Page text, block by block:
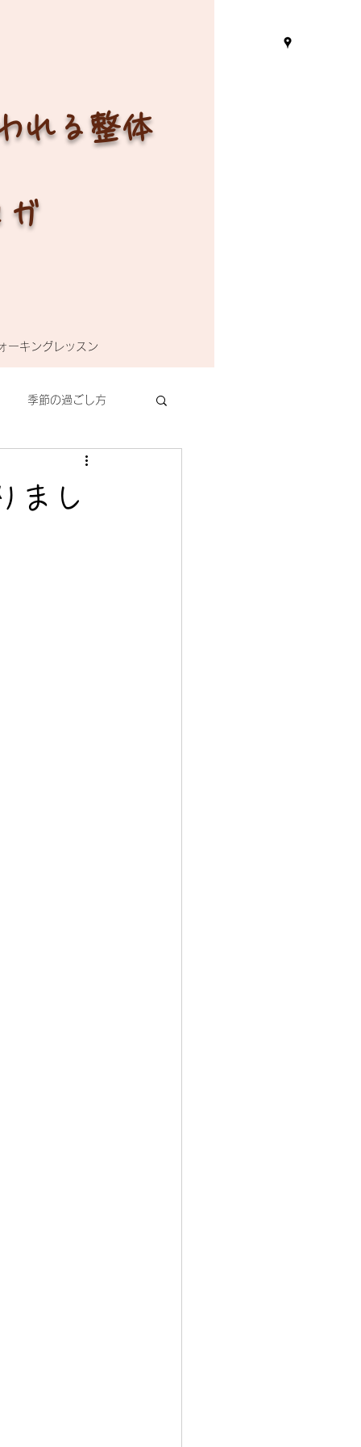
れる整体
ガ
ーキングレッスン
季節の過ごし方
まし